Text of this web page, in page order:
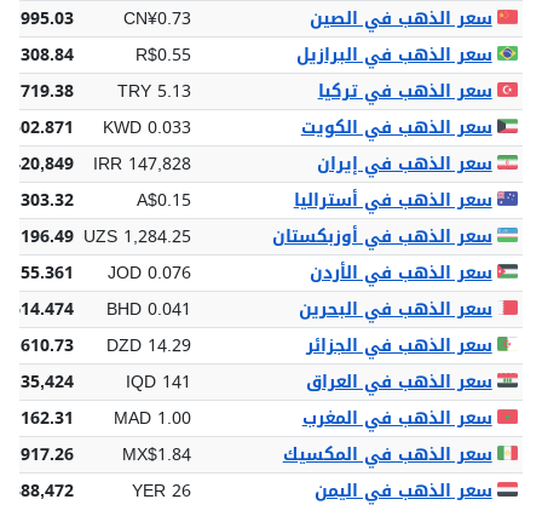
سعر الذهب في الصين
CN¥0.73
سعر الذهب في البرازيل
R$0.55
سعر الذهب في تركيا
TRY 5.13
سعر الذهب في الكويت
KWD 0.033
502.871
سعر الذهب في إيران
IRR 147,828
سعر الذهب في أستراليا
A$0.15
سعر الذهب في أوزبكستان
UZS 1,284.25
سعر الذهب في الأردن
JOD 0.076
سعر الذهب في البحرين
BHD 0.041
614.474
سعر الذهب في الجزائر
DZD 14.29
سعر الذهب في العراق
IQD 141
سعر الذهب في المغرب
MAD 1.00
سعر الذهب في المكسيك
MX$1.84
سعر الذهب في اليمن
YER 26
388,472